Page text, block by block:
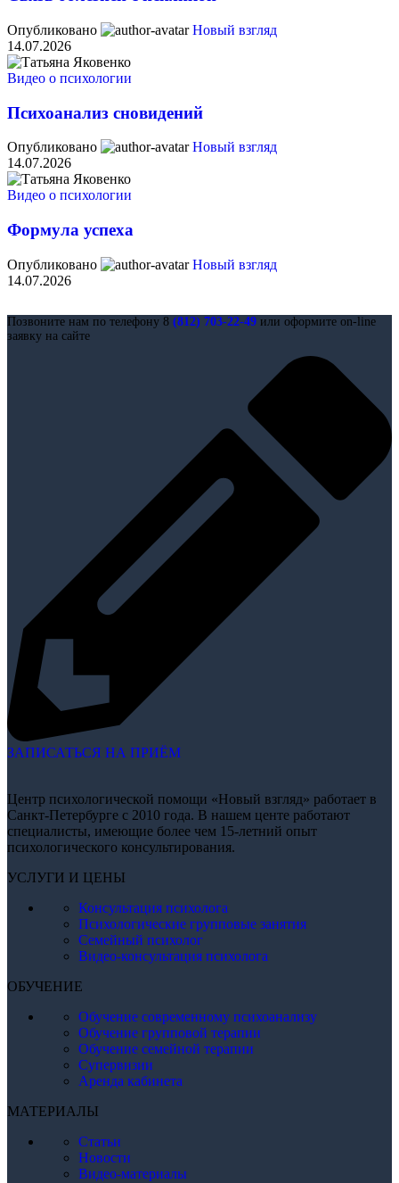
Опубликовано
Новый взгляд
14.07.2026
Видео о психологии
Психоанализ сновидений
Опубликовано
Новый взгляд
14.07.2026
Видео о психологии
Формула успеха
Опубликовано
Новый взгляд
14.07.2026
Позвоните нам по телефону 8 (812) 703-22-49 или оформите on-line
заявку на сайте
ЗАПИСАТЬСЯ НА ПРИЁМ
Центр психологической помощи «Новый взгляд» работает в
Санкт-Петербурге с 2010 года. В нашем центе работают
специалисты, имеющие более чем 15-летний опыт
психологического консультирования.
УСЛУГИ И ЦЕНЫ
Консультация психолога
Психологические групповые занятия
Семейный психолог
Видео-консультация психолога
ОБУЧЕНИЕ
Обучение современному психоанализу
Обучение групповой терапии
Обучение семейной терапии
Супервизии
Аренда кабинета
МАТЕРИАЛЫ
Статьи
Новости
Видео-материалы